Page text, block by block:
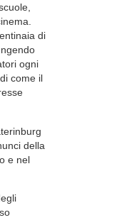
di
ogni
come il
della
e nel